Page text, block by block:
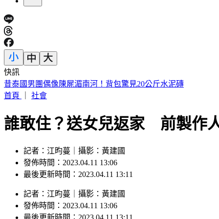
快訊
阿伯車廂內狂罵女兒！列車長下班後勸阻被爆揍
首頁
社會
誰敢住？送女兒返家 前製作
記者：江昀蔓｜攝影：黃建國
發佈時間：2023.04.11 13:06
最後更新時間：2023.04.11 13:11
記者 ： 江昀蔓 攝影 ： 黃建國
發佈時間： 2023.04.11 13:06
最後更新時間： 2023.04.11 13:11